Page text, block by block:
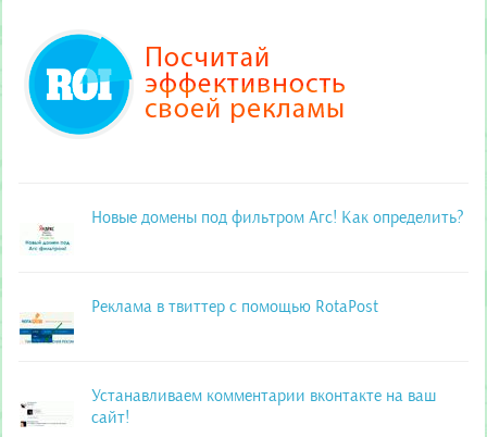
Новые домены под фильтром Агс! Как определить?
Реклама в твиттер с помощью RotaPost
Устанавливаем комментарии вконтакте на ваш
сайт!